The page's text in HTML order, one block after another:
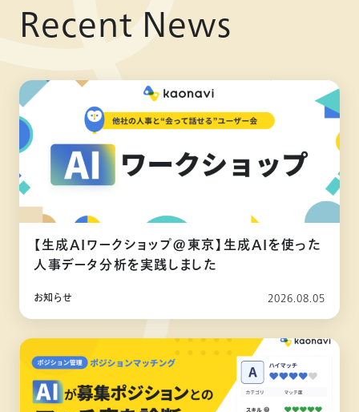
Recent News
【生成AIワークショップ@東京】生成AIを使った
人事データ分析を実践しました
お知らせ 2026.08.05